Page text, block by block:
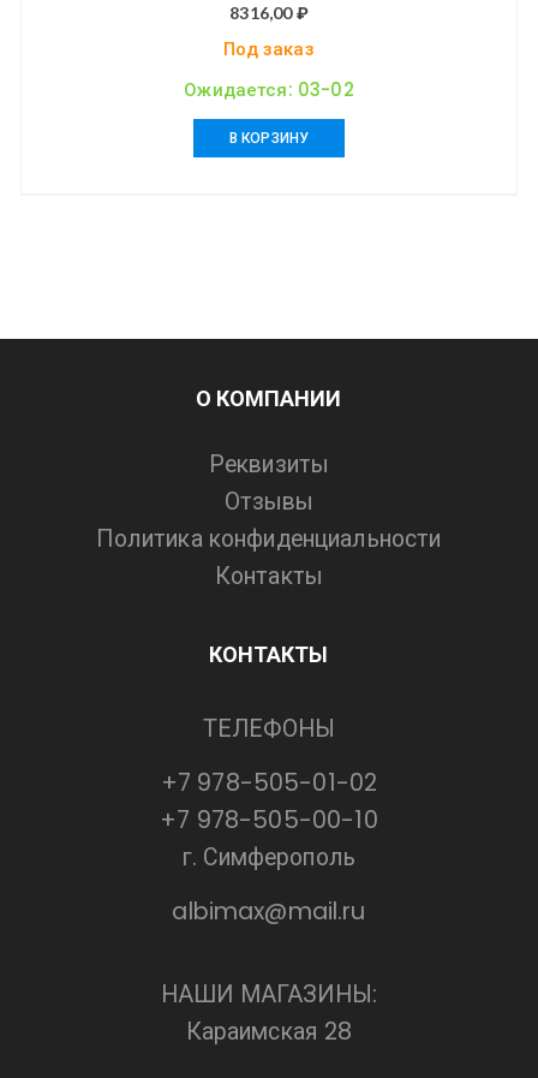
8316,00₽
Под заказ
Ожидается: 03-02
В КОРЗИНУ
О КОМПАНИИ
Реквизиты
Отзывы
Политика конфиденциальности
Контакты
КОНТАКТЫ
ТЕЛЕФОНЫ
+7 978-505-01-02
+7 978-505-00-10
г. Симферополь
albimax@mail.ru
НАШИ МАГАЗИНЫ:
Караимская 28